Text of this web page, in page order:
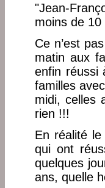
"Jean-
moins de 10
Ce n’est
matin aux
enfin réussi
familles
midi, celles
rien !!!
En réalité
qui ont
quelques
ans, quelle